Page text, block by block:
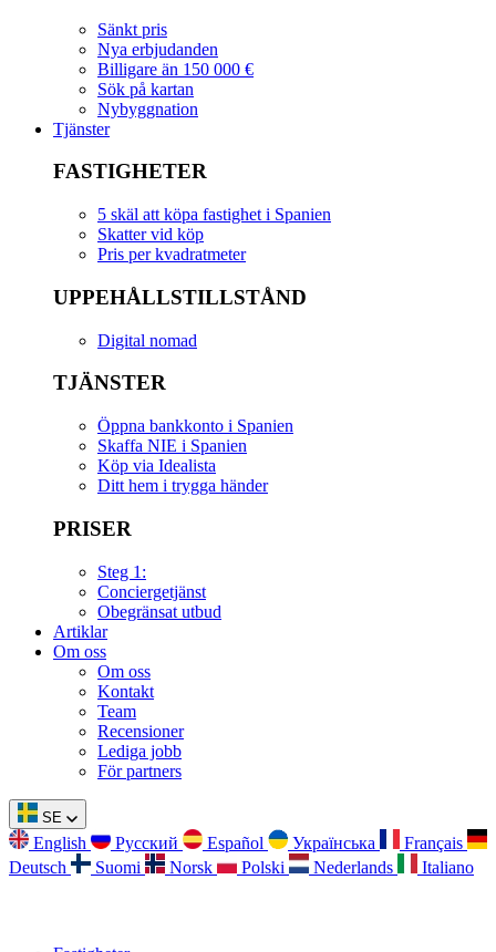
Sänkt pris
Nya erbjudanden
Billigare än 150 000 €
Sök på kartan
Nybyggnation
Tjänster
FASTIGHETER
5 skäl att köpa fastighet i Spanien
Skatter vid köp
Pris per kvadratmeter
UPPEHÅLLSTILLSTÅND
Digital nomad
TJÄNSTER
Öppna bankkonto i Spanien
Skaffa NIE i Spanien
Köp via Idealista
Ditt hem i trygga händer
PRISER
Steg 1:
Conciergetjänst
Obegränsat utbud
Artiklar
Om oss
Om oss
Kontakt
Team
Recensioner
Lediga jobb
För partners
SE
English Русский Español Українська
Français
Deutsch
Suomi Norsk Polski Nederlands Italiano